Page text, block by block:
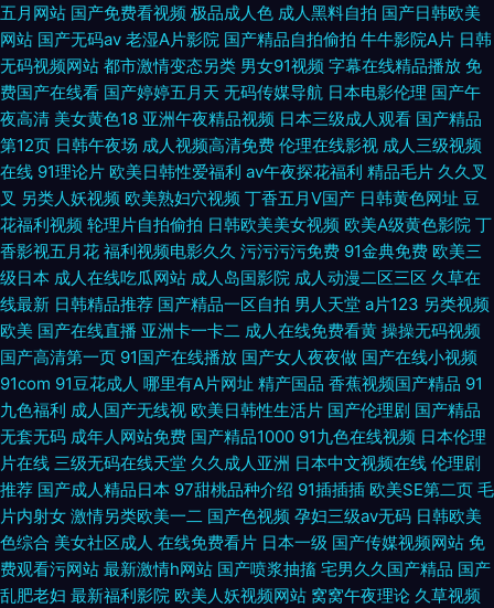
五月网站 国产免费看视频 极品成人色 成人黑料自拍 国产日韩欧美
网站 国产无码av 老湿A片影院 国产精品自拍偷拍 牛牛影院A片 日韩
无码视频网站 都市激情变态另类 男女91视频 字幕在线精品播放 免
费国产在线看 国产婷婷五月天 无码传媒导航 日本电影伦理 国产午
夜高清 美女黄色18 亚洲午夜精品视频 日本三级成人观看 国产精品
第12页 日韩午夜场 成人视频高清免费 伦理在线影视 成人三级视频
在线 91理论片 欧美日韩性爱福利 av午夜探花福利 精品毛片 久久叉
叉 另类人妖视频 欧美熟妇穴视频 丁香五月V国产 日韩黄色网址 豆
花福利视频 轮理片自拍偷拍 日韩欧美美女视频 欧美A级黄色影院 丁
香影视五月花 福利视频电影久久 污污污污免费 91金典免费 欧美三
级日本 成人在线吃瓜网站 成人岛国影院 成人动漫二区三区 久草在
线最新 日韩精品推荐 国产精品一区自拍 男人天堂 a片123 另类视频
欧美 国产在线直播 亚洲卡一卡二 成人在线免费看黄 操操无码视频
国产高清第一页 91国产在线播放 国产女人夜夜做 国产在线小视频
91com 91豆花成人 哪里有A片网址 精产国品 香蕉视频国产精品 91
九色福利 成人国产无线视 欧美日韩性生活片 国产伦理剧 国产精品
无套无码 成年人网站免费 国产精品1000 91九色在线视频 日本伦理
片在线 三级无码在线天堂 久久成人亚洲 日本中文视频在线 伦理剧
推荐 国产成人精品日本 97甜桃品种介绍 91插插插 欧美SE第二页 毛
片内射女 激情另类欧美一二 国产色视频 孕妇三级av无码 日韩欧美
色综合 美女社区成人 在线免费看片 日本一级 国产传媒视频网站 免
费观看污网站 最新激情h网站 国产喷浆抽搐 宅男久久国产精品 国产
乱肥老妇 最新福利影院 欧美人妖视频网站 窝窝午夜理论 久草视频